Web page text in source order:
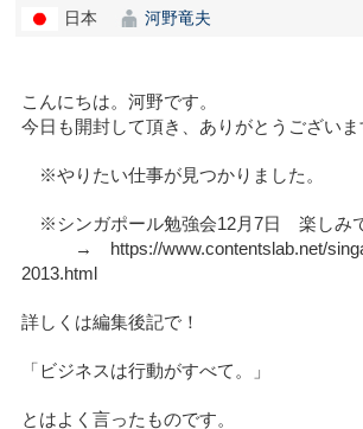
日本 河野竜夫
こんにちは。河野です。
今日も開封して頂き、ありがとうございま
※やりたい仕事が見つかりました。
※シンガポール勉強会12月7日 楽しみ
→ https://www.contentslab.net/
2013.html
詳しくは編集後記で！
「ビジネスは行動がすべて。」
とはよく言ったものです。